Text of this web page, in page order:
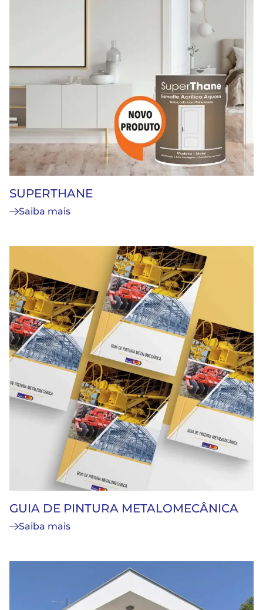
SUPERTHANE
Saiba mais
GUIA DE PINTURA METALOMECÂNICA
Saiba mais